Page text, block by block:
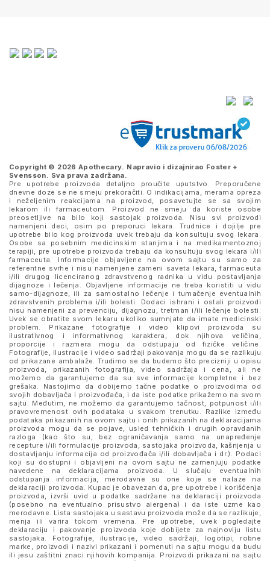
Copyright © 2026 Apothecary. Napravio i dizajnirao Foster +
Svensson . Sva prava zadržana.
Pre upotrebe proizvoda detaljno proučite uputstvo. Preporučene
dnevne doze se ne smeju prekoračiti. O indikacijama, merama opreza
i neželjenim reakcijama na proizvod, posavetujte se sa svojim
lekarom ili farmaceutom. Proizvod ne smeju da koriste osobe
preosetljive na bilo koji sastojak proizvoda. Nisu svi proizvodi
namenjeni deci, osim po preporuci lekara. Trudnice i dojilje pre
upotrebe bilo kog proizvoda uvek trebaju da konsultuju svog lekara.
Osobe sa posebnim medicinskim stanjima i na medikamentoznoj
terapiji, pre upotrebe proizvoda trebaju da konsultuju svog lekara i/ili
farmaceuta. Informacije objavljene na ovom sajtu su samo za
referentne svrhe i nisu namenjene zameni saveta lekara, farmaceuta
i/ili drugog licenciranog zdravstvenog radnika u vidu postavljanja
dijagnoze i lečenja. Objavljene informacije ne treba koristiti u vidu
samo-dijagnoze, ili za samostalno lečenje i tumačenje eventualnih
zdravstvenih problema i/ili bolesti. Dodaci ishrani i ostali proizvodi
nisu namenjeni za prevenciju, dijagnozu, tretman i/ili lečenje bolesti.
Uvek se obratite svom lekaru ukoliko sumnjate da imate medicinski
problem. Prikazane fotografije i video klipovi proizvoda su
ilustrativnog i informativnog karaktera, dok njihova veličina,
proporcije i razmera mogu da odstupaju od fizičke veličine.
Fotografije, ilustracije i video sadržaji pakovanja mogu da se razlikuju
od prikazane ambalaže. Trudimo se da budemo što precizniji u opisu
proizvoda, prikazanih fotografija, video sadržaja i cena, ali ne
možemo da garantujemo da su sve informacije kompletne i bez
grešaka. Nastojimo da dobijemo tačne podatke o proizvodima od
svojih dobavljača i proizvođača, i da iste podatke prikažemo na svom
sajtu. Međutim, ne možemo da garantujemo tačnost, potpunost i/ili
pravovremenost ovih podataka u svakom trenutku. Razlike između
podataka prikazanih na ovom sajtu i onih prikazanih na deklaracijama
proizvoda mogu da se pojave, usled tehničkih i drugih opravdanih
razloga (kao što su, bez ograničavanja samo na unapređenje
recepture i/ili formulacije proizvoda, sastojaka proizvoda, kašnjenja u
dostavljanju informacija od proizvođača i/ili dobavljača i dr.). Podaci
koji su dostupni i objavljeni na ovom sajtu ne zamenjuju podatke
navedene na deklaracijama proizvoda. U slučaju eventualnih
odstupanja informacija, merodavne su one koje se nalaze na
deklaraciji proizvoda. Kupac je obavezan da, pre upotrebe i korišćenja
proizvoda, izvrši uvid u podatke sadržane na deklaraciji proizvoda
(posebno na eventualno prisustvo alergena) i da iste uzme kao
merodavne. Lista sastojaka u sastavu proizvoda može da se razlikuje,
menja ili varira tokom vremena. Pre upotrebe, uvek pogledajte
deklaraciju i pakovanje proizvoda koje dobijete za najnoviju listu
sastojaka. Fotografije, ilustracije, video sadržaji, logotipi, robne
marke, proizvodi i nazivi prikazani i pomenuti na sajtu mogu da budu
ili jesu zaštitni znaci njihovih kompanija. Proizvodi prikazani na sajtu